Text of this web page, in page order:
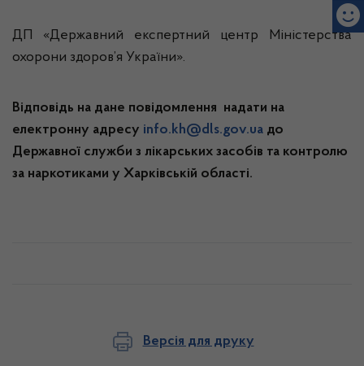
ДП «Державний експертний центр Міністерства
охорони здоров’я України».
Відповідь на дане повідомлення надати на
електронну адресу info.kh@dls.gov.ua до
Державної служби з лікарських засобів та контролю
за наркотиками у Харківській області.
Версія для друку